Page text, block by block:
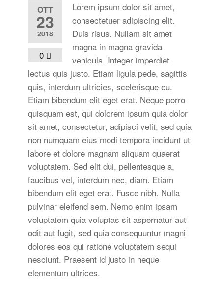
OTT
23
2018
0
Lorem ipsum dolor sit amet,
consectetuer adipiscing elit.
Duis risus. Nullam sit amet
magna in magna gravida
vehicula. Integer imperdiet
lectus quis justo. Etiam ligula pede, sagittis
quis, interdum ultricies, scelerisque eu.
Etiam bibendum elit eget erat. Neque porro
quisquam est, qui dolorem ipsum quia dolor
sit amet, consectetur, adipisci velit, sed quia
non numquam eius modi tempora incidunt ut
labore et dolore magnam aliquam quaerat
voluptatem. Sed elit dui, pellentesque a,
faucibus vel, interdum nec, diam. Etiam
bibendum elit eget erat. Fusce nibh. Nulla
pulvinar eleifend sem. Nemo enim ipsam
voluptatem quia voluptas sit aspernatur aut
odit aut fugit, sed quia consequuntur magni
dolores eos qui ratione voluptatem sequi
nesciunt. Praesent id justo in neque
elementum ultrices.